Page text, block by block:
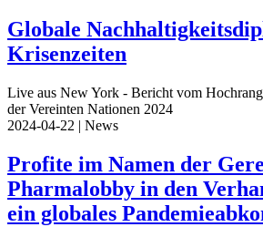
Globale
Krisenzeiten
Live aus New York - Bericht vom
der Vereinten Nationen 2024
2024-04-22 | News
Profite im Namen der
Pharmalobby in den
ein globales